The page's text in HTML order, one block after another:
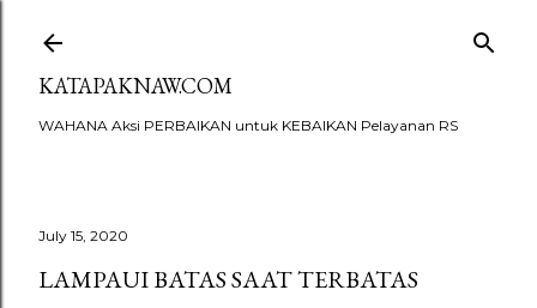
KATAPAKNAW.COM
WAHANA Aksi PERBAIKAN untuk KEBAIKAN Pelayanan RS
July 15, 2020
LAMPAUI BATAS SAAT TERBATAS